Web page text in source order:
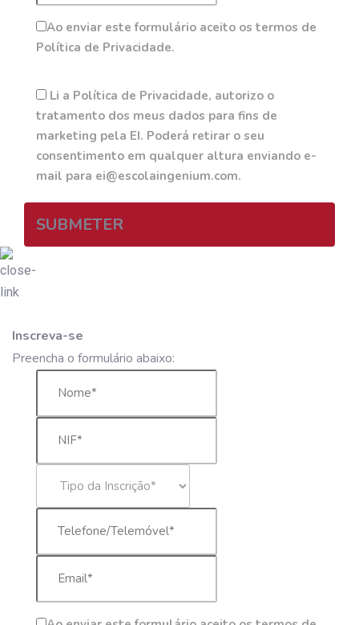
Ao enviar este formulário aceito os termos de
Política de Privacidade.
Li a Política de Privacidade, autorizo o
tratamento dos meus dados para fins de
marketing pela EI. Poderá retirar o seu
consentimento em qualquer altura enviando e-
mail para ei@escolaingenium.com.
SUBMETER
Inscreva-se
Preencha o formulário abaixo: